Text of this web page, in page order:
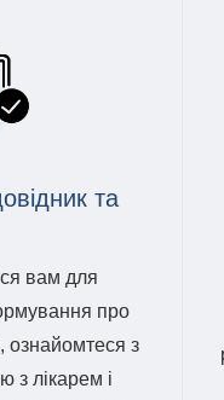
та
вам для
про
ознайомтеся з
з лікарем і